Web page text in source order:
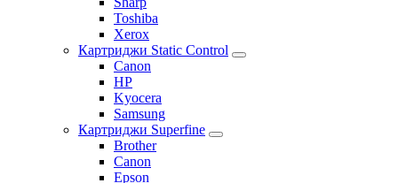
Toshiba
Xerox
Картриджи Static Control
Canon
HP
Kyocera
Samsung
Картриджи Superfine
Brother
Canon
Epson